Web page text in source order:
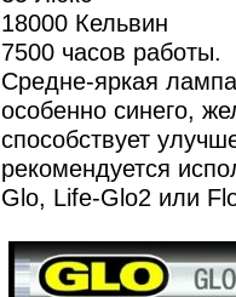
18000 Кельвин
7500 часов работы.
Средне-яркая
особенно синего,
способствует
рекомендуется
Glo, Life-Glo2 или